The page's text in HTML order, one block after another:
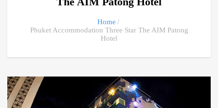
Home
Phuket Accommodation Three Star The AIM Patong
Hotel